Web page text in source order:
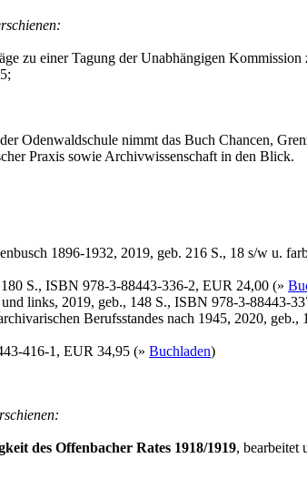
zu einer Tagung der Unabhängigen
Odenwaldschule nimmt das Buch Chancen,
Praxis sowie Archivwissenschaft in den Blick.
1896-1932, 2019, geb. 216 S., 18 s/w u.
S., ISBN 978-3-88443-336-2, EUR 24,00 (»
links, 2019, geb., 148 S., ISBN 978-3-88443-
Berufsstandes nach 1945, 2020,
416-1, EUR 34,95 (» Buchladen)
des Offenbacher Rates 1918/1919, bearbeitet